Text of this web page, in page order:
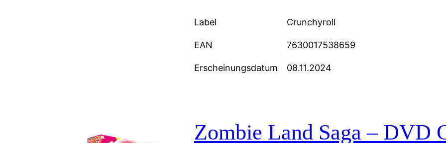
Label Crunchyroll
EAN 7630017538659
Erscheinungsdatum 08.11.2024
Zombie Land Saga – DVD